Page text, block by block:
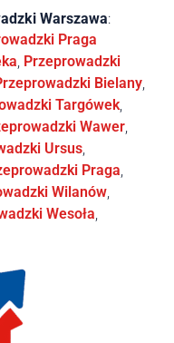
Warszawa:
Praga
, Przeprowadzki
Bielany,
Targówek,
Wawer,
Ursus,
Praga,
Wilanów,
Wesoła,